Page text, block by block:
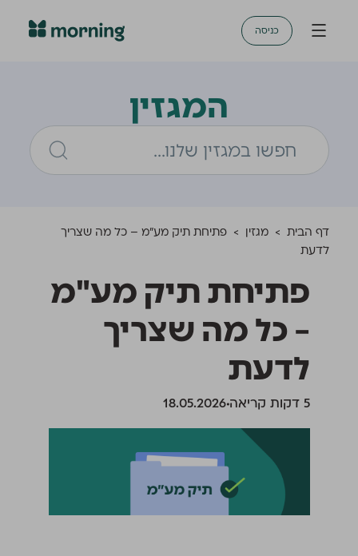
כניסה
המגזין
דף הבית > מגזין > פתיחת תיק מע"מ – כל מה שצריך
לדעת
פתיחת תיק מע"מ
– כל מה שצריך
לדעת
‫5 דקות קריאה 18.05.2026